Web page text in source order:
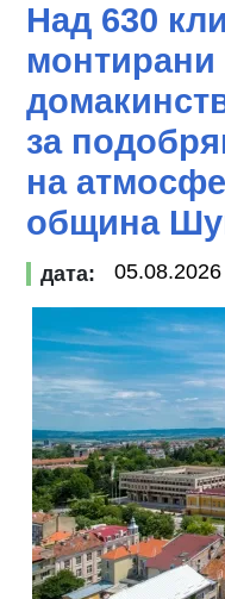
Над 630
монтирани
за
на
община
дата: 05.08.2026